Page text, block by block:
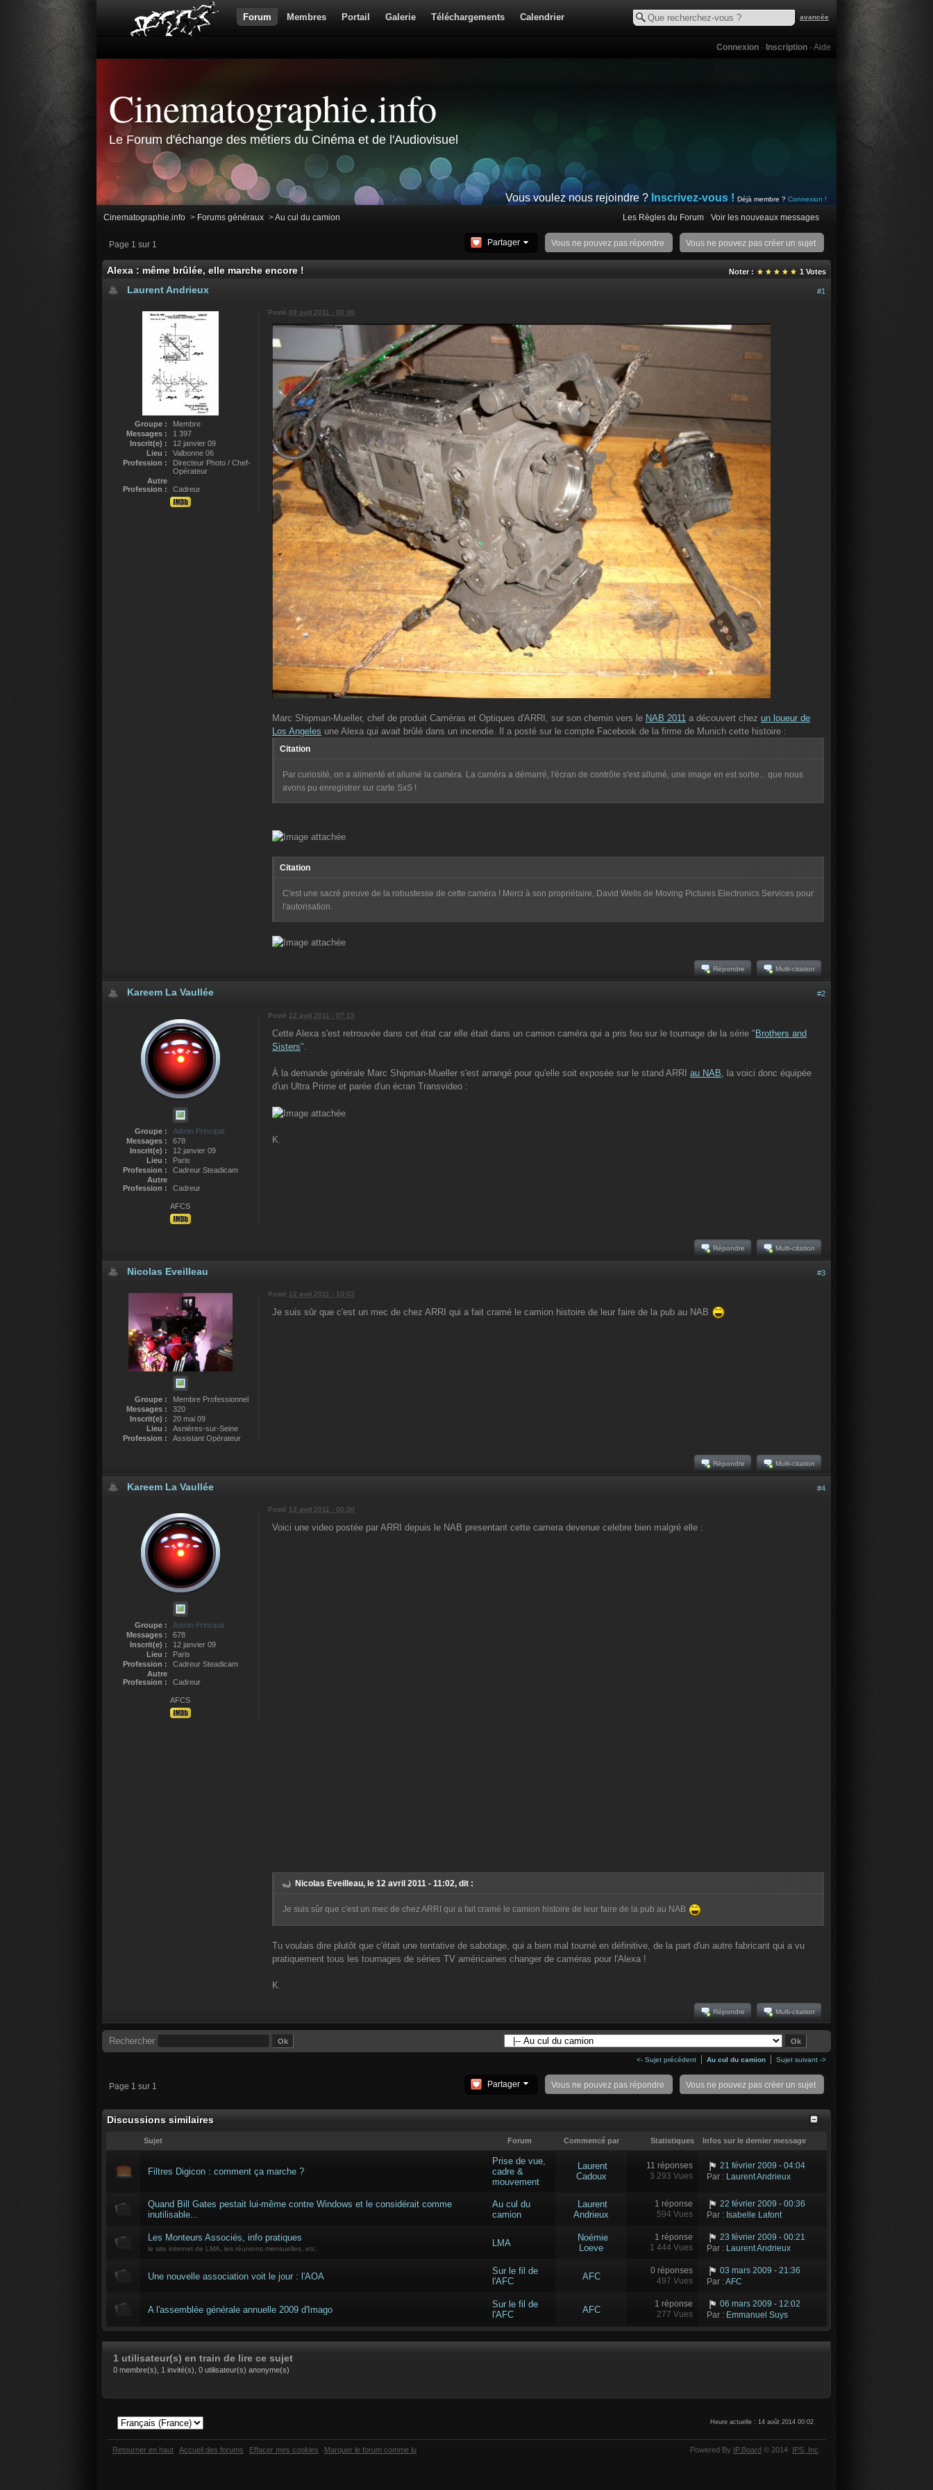
avancée
Forum Membres Portail Galerie Téléchargements Calendrier
Connexion · Inscription · Aide
Cinematographie.info
Le Forum d'échange des métiers du Cinéma et de l'Audiovisuel
Vous voulez nous rejoindre ? Inscrivez-vous ! Déjà membre ? Connexion !
Cinematographie.info > Forums généraux >Au cul du camion Les Règles du Forum Voir les nouveaux messages
Page 1 sur 1 Vous ne pouvez pas créer un sujet
Vous ne pouvez pas répondre
Partager
Alexa : même brûlée, elle marche encore ! Noter : 1 Votes
#1
Laurent Andrieux
Groupe :
Membre
Messages :
1 397
Inscrit(e) :
12 janvier 09
Lieu :
Valbonne 06
Profession :
Directeur Photo / Chef-
Opérateur
Autre
Profession :
Cadreur
Posté 09 avril 2011 - 00:30
Marc Shipman-Mueller, chef de produit Caméras et Optiques d'ARRI, sur son chemin vers le NAB 2011 a découvert chez un loueur de
Los Angeles une Alexa qui avait brûlé dans un incendie. Il a posté sur le compte Facebook de la firme de Munich cette histoire :
Citation
Par curiosité, on a alimenté et allumé la caméra. La caméra a démarré, l'écran de contrôle s'est allumé, une image en est sortie... que nous
avons pu enregistrer sur carte SxS !
Citation
C'est une sacré preuve de la robustesse de cette caméra ! Merci à son propriétaire, David Wells de Moving Pictures Electronics Services pour
l'autorisation.
Multi-citation
Répondre
#2
Kareem La Vaullée
Groupe :
Admin Principal
Messages :
678
Inscrit(e) :
12 janvier 09
Lieu :
Paris
Profession :
Cadreur Steadicam
Autre
Profession :
Cadreur
AFCS
Posté 12 avril 2011 - 07:15
Cette Alexa s'est retrouvée dans cet état car elle était dans un camion caméra qui a pris feu sur le tournage de la série "Brothers and
Sisters".
À la demande générale Marc Shipman-Mueller s'est arrangé pour qu'elle soit exposée sur le stand ARRI au NAB , la voici donc équipée
d'un Ultra Prime et parée d'un écran Transvideo :
K.
Multi-citation
Répondre
#3
Nicolas Eveilleau
Groupe :
Membre Professionnel
Messages :
320
Inscrit(e) :
20 mai 09
Lieu :
Asnières-sur-Seine
Profession :
Assistant Opérateur
Posté 12 avril 2011 - 10:02
Je suis sûr que c'est un mec de chez ARRI qui a fait cramé le camion histoire de leur faire de la pub au NAB
Multi-citation
Répondre
#4
Kareem La Vaullée
Groupe :
Admin Principal
Messages :
678
Inscrit(e) :
12 janvier 09
Lieu :
Paris
Profession :
Cadreur Steadicam
Autre
Profession :
Cadreur
AFCS
Posté 13 avril 2011 - 00:30
Voici une video postée par ARRI depuis le NAB presentant cette camera devenue celebre bien malgré elle :
Nicolas Eveilleau, le 12 avril 2011 - 11:02, dit :
Je suis sûr que c'est un mec de chez ARRI qui a fait cramé le camion histoire de leur faire de la pub au NAB
Tu voulais dire plutôt que c'était une tentative de sabotage, qui a bien mal tourné en définitive, de la part d'un autre fabricant qui a vu
pratiquement tous les tournages de séries TV américaines changer de caméras pour l'Alexa !
K.
Multi-citation
Répondre
Rechercher
<- Sujet précédent Au cul du camion Sujet suivant ->
Page 1 sur 1 Vous ne pouvez pas créer un sujet
Vous ne pouvez pas répondre
Partager
Discussions similaires
Sujet Forum Commencé par Statistiques Infos sur le dernier message
Filtres Digicon : comment ça marche ?
Prise de vue,
cadre &
mouvement
Laurent
Cadoux
11 réponses
3 293 Vues
21 février 2009 - 04:04
Par : Laurent Andrieux
Quand Bill Gates pestait lui-même contre Windows et le considérait comme
inutilisable...
Au cul du
camion
Laurent
Andrieux
1 réponse
594 Vues
22 février 2009 - 00:36
Par : Isabelle Lafont
Les Monteurs Associés, info pratiques
le site internet de LMA, les réunions mensuelles, etc.
LMA
Noémie
Loeve
1 réponse
1 444 Vues
23 février 2009 - 00:21
Par : Laurent Andrieux
Une nouvelle association voit le jour : l'AOA
Sur le fil de
l'AFC
AFC
0 réponses
497 Vues
03 mars 2009 - 21:36
Par :AFC
A l'assemblée générale annuelle 2009 d'Imago
Sur le fil de
l'AFC
AFC
1 réponse
277 Vues
06 mars 2009 - 12:02
Par : Emmanuel Suys
1 utilisateur(s) en train de lire ce sujet
0 membre(s), 1 invité(s), 0 utilisateur(s) anonyme(s)
Heure actuelle : 14 août 2014 00:02
Retourner en haut Accueil des forums Effacer mes cookies Marquer le forum comme lu Powered By IP.Board © 2014 IPS, Inc